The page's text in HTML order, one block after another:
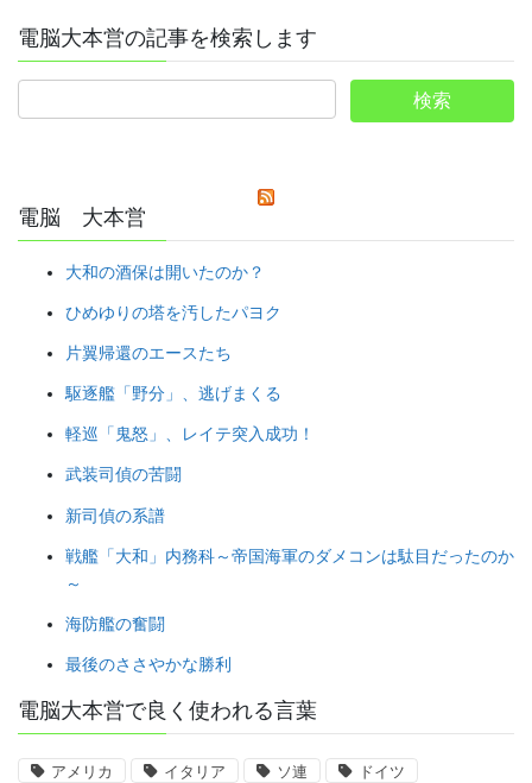
電脳大本営の記事を検索します
電脳 大本営
大和の酒保は開いたのか？
ひめゆりの塔を汚したパヨク
片翼帰還のエースたち
駆逐艦「野分」、逃げまくる
軽巡「鬼怒」、レイテ突入成功！
武装司偵の苦闘
新司偵の系譜
戦艦「大和」内務科～帝国海軍のダメコンは駄目だったのか
～
海防艦の奮闘
最後のささやかな勝利
電脳大本営で良く使われる言葉
アメリカ イタリア ソ連 ドイツ